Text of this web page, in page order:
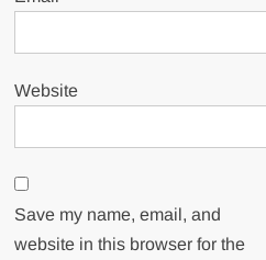
Website
Save my name, email, and
website in this browser for the